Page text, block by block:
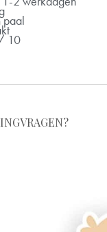
paal
10
VRAGEN?